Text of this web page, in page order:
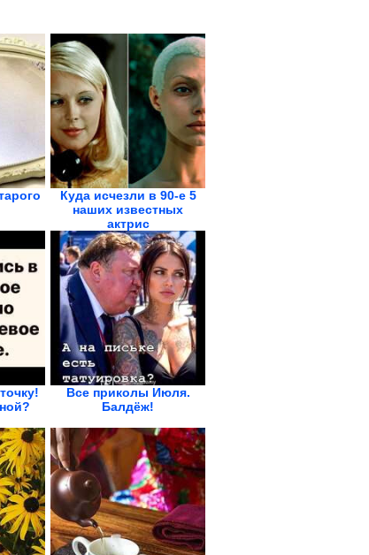
Куда исчезли в 90-е 5
наших известных
актрис
Все приколы Июля.
Балдёж!